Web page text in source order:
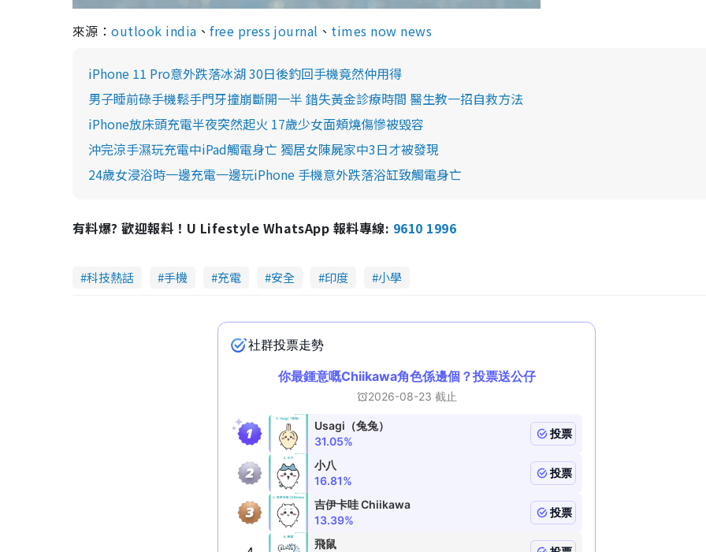
來源：outlook india 、free press journal 、 times now news
iPhone 11 Pro意外跌落冰湖 30日後釣回手機竟然仲用得
男子睡前碌手機鬆手門牙撞崩斷開一半 錯失黃金診療時間 醫生教一招自救方法
iPhone放床頭充電半夜突然起火 17歲少女面頰燒傷慘被毀容
沖完涼手濕玩充電中iPad觸電身亡 獨居女陳屍家中3日才被發現
24歲女浸浴時一邊充電一邊玩iPhone 手機意外跌落浴缸致觸電身亡
有料爆? 歡迎報料！U Lifestyle WhatsApp 報料專線: 9610 1996
科技熱話 手機 充電 安全 印度 小學